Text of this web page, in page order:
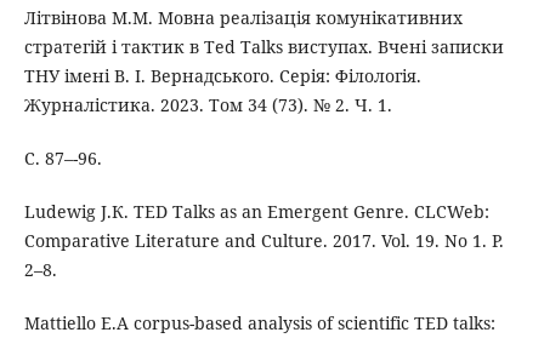
Літвінова М.М. Мовна реалізація комунікативних
стратегій і тактик в Ted Talks виступах. Вчені записки
ТНУ імені В. І. Вернадського. Серія: Філологія.
Журналістика. 2023. Том 34 (73). № 2. Ч. 1.
С. 87–-96.
Ludewig J.К. TED Talks as an Emergent Genre. CLCWeb:
Comparative Literature and Culture. 2017. Vol. 19. No 1. P.
2–8.
Mattiello E.A corpus-based analysis of scientific TED talks: